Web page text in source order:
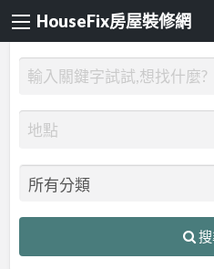
HouseFix房屋裝修網